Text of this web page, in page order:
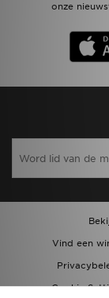
onze
Vind een
Cookie
Klantenservice
Download de
Wie wij zijn